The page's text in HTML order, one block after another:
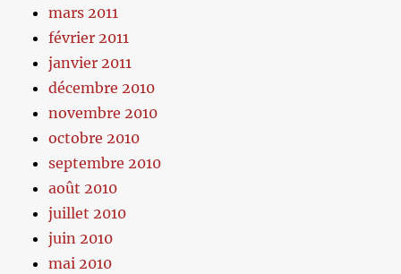
mars 2011
février 2011
janvier 2011
décembre 2010
novembre 2010
octobre 2010
septembre 2010
août 2010
juillet 2010
juin 2010
mai 2010